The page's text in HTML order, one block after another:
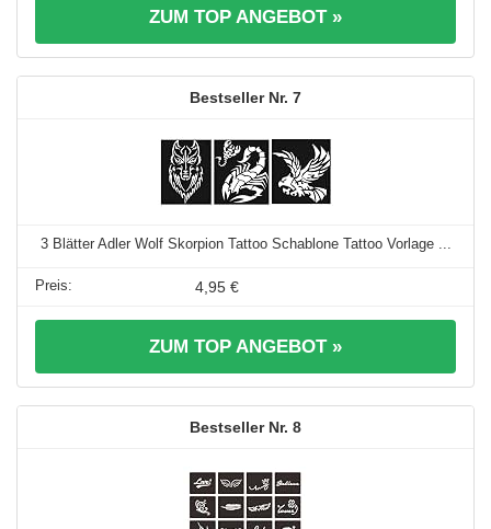
ZUM TOP ANGEBOT »
7
3 Blätter Adler Wolf Skorpion Tattoo Schablone Tattoo Vorlage ...
4,95 €
ZUM TOP ANGEBOT »
8